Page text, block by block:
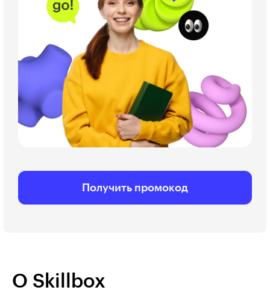
Получить промокод
О Skillbox